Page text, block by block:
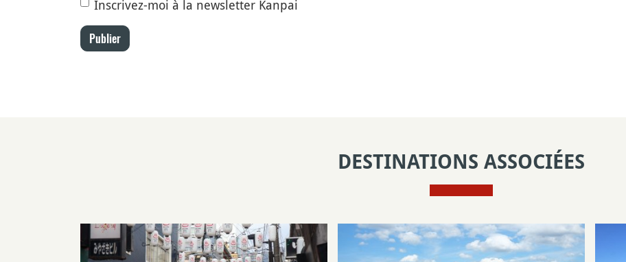
Inscrivez-moi à la newsletter Kanpai
Publier
DESTINATIONS ASSOCIÉES